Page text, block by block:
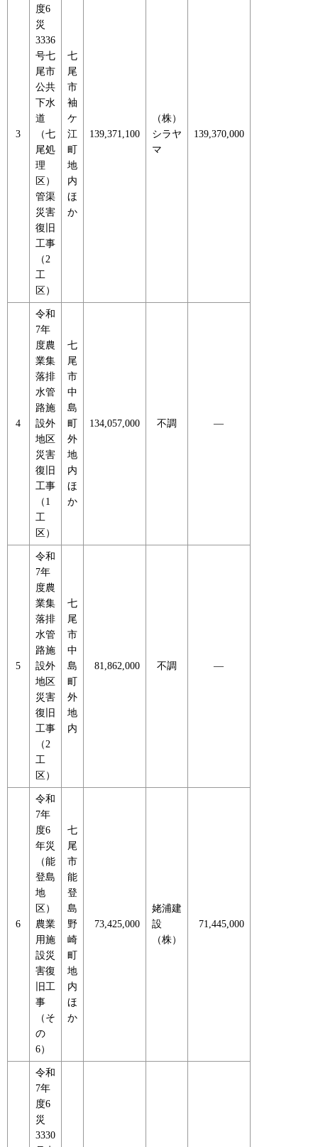
3
度6
災
3336
号七
尾市
公共
下水
道
（七
尾処
理
区）
管渠
災害
復旧
工事
（2
工
区）
七
尾
市
袖
ケ
江
町
地
内
ほ
か
139,371,100
（株）
シラヤ
マ
139,370,000
4
令和
7年
度農
業集
落排
水管
路施
設外
地区
災害
復旧
工事
（1
工
区）
七
尾
市
中
島
町
外
地
内
ほ
か
134,057,000 不調 ―
5
令和
7年
度農
業集
落排
水管
路施
設外
地区
災害
復旧
工事
（2
工
区）
七
尾
市
中
島
町
外
地
内
81,862,000 不調 ―
6
令和
7年
度6
年災
（能
登島
地
区）
農業
用施
設災
害復
旧工
事
（そ
の
6）
七
尾
市
能
登
島
野
崎
町
地
内
ほ
か
73,425,000
姥浦建
設
（株）
71,445,000
令和
7年
度6
災
3330